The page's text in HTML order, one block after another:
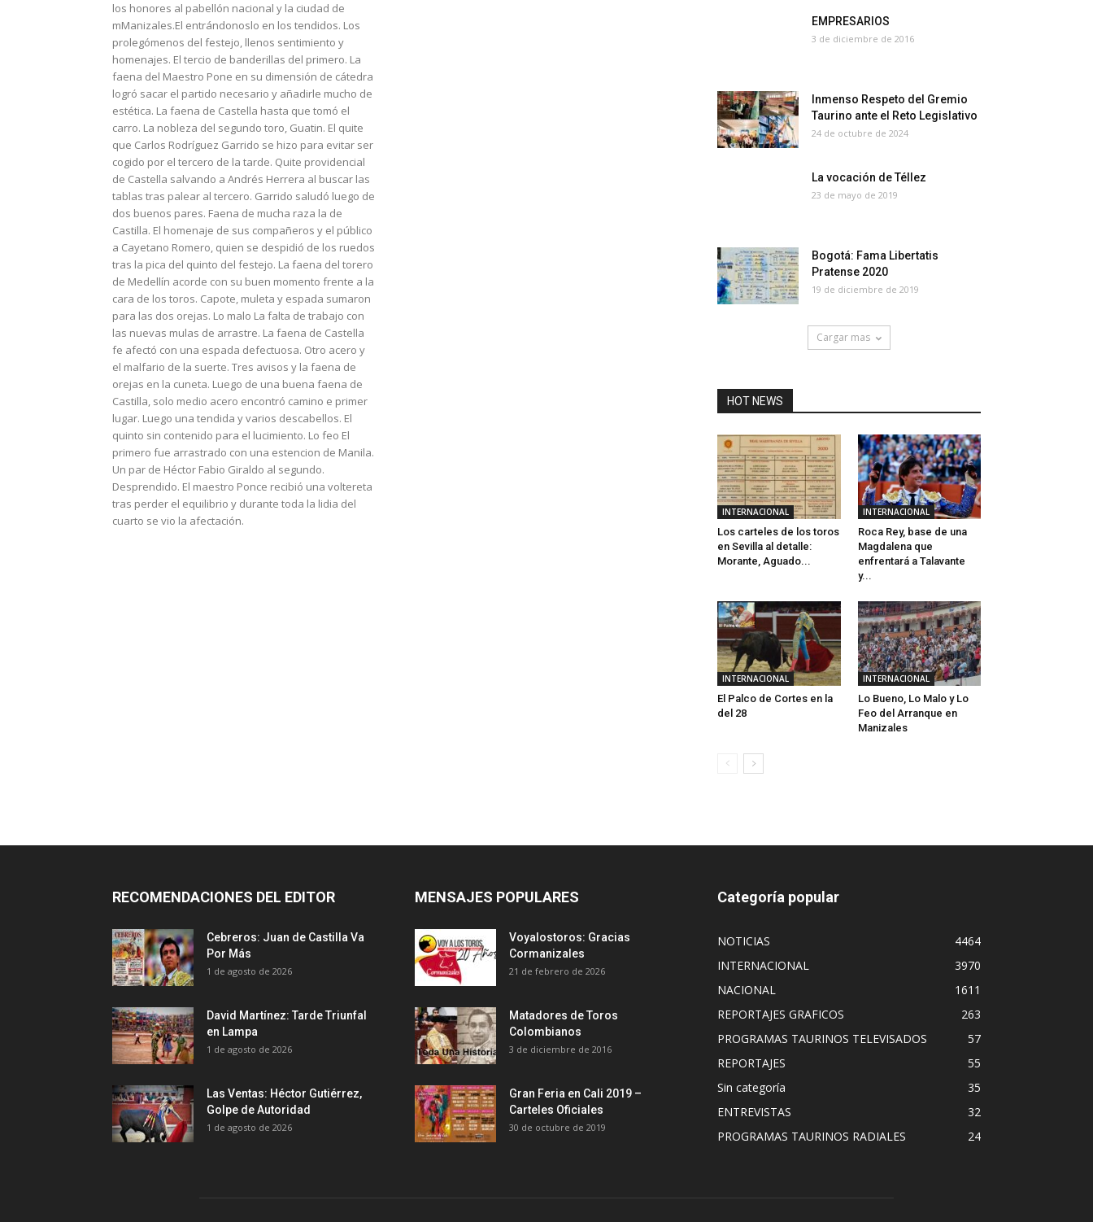
los honores al pabellón nacional y la ciudad de
mManizales.El entrándonoslo en los tendidos. Los
prolegómenos del festejo, llenos sentimiento y
homenajes. El tercio de banderillas del primero. La
faena del Maestro Pone en su dimensión de cátedra
logró sacar el partido necesario y añadirle mucho de
estética. La faena de Castella hasta que tomó el
carro. La nobleza del segundo toro, Guatin. El quite
que Carlos Rodríguez Garrido se hizo para evitar ser
cogido por el tercero de la tarde. Quite providencial
de Castella salvando a Andrés Herrera al buscar las
tablas tras palear al tercero. Garrido saludó luego de
dos buenos pares. Faena de mucha raza la de
Castilla. El homenaje de sus compañeros y el público
a Cayetano Romero, quien se despidió de los ruedos
tras la pica del quinto del festejo. La faena del torero
de Medellín acorde con su buen momento frente a la
cara de los toros. Capote, muleta y espada sumaron
para las dos orejas. Lo malo La falta de trabajo con
las nuevas mulas de arrastre. La faena de Castella
fe afectó con una espada defectuosa. Otro acero y
el malfario de la suerte. Tres avisos y la faena de
orejas en la cuneta. Luego de una buena faena de
Castilla, solo medio acero encontró camino e primer
lugar. Luego una tendida y varios descabellos. El
quinto sin contenido para el lucimiento. Lo feo El
primero fue arrastrado con una estencion de Manila.
Un par de Héctor Fabio Giraldo al segundo.
Desprendido. El maestro Ponce recibió una voltereta
tras perder el equilibrio y durante toda la lidia del
cuarto se vio la afectación.
EMPRESARIOS
3 de diciembre de 2016
Inmenso Respeto del Gremio
Taurino ante el Reto Legislativo
24 de octubre de 2024
La vocación de Téllez
23 de mayo de 2019
Bogotá: Fama Libertatis
Pratense 2020
19 de diciembre de 2019
Cargar mas
HOT NEWS
INTERNACIONAL
Los carteles de los toros
en Sevilla al detalle:
Morante, Aguado...
INTERNACIONAL
Roca Rey, base de una
Magdalena que
enfrentará a Talavante
y...
INTERNACIONAL
El Palco de Cortes en la
del 28
INTERNACIONAL
Lo Bueno, Lo Malo y Lo
Feo del Arranque en
Manizales
RECOMENDACIONES DEL EDITOR
Cebreros: Juan de Castilla Va
Por Más
1 de agosto de 2026
David Martínez: Tarde Triunfal
en Lampa
1 de agosto de 2026
Las Ventas: Héctor Gutiérrez,
Golpe de Autoridad
1 de agosto de 2026
MENSAJES POPULARES
Voyalostoros: Gracias
Cormanizales
21 de febrero de 2026
Matadores de Toros
Colombianos
3 de diciembre de 2016
Gran Feria en Cali 2019 –
Carteles Oficiales
30 de octubre de 2019
Categoría popular
NOTICIAS
4464
INTERNACIONAL
3970
NACIONAL
1611
REPORTAJES GRAFICOS
263
PROGRAMAS TAURINOS TELEVISADOS
57
REPORTAJES
55
Sin categoría
35
ENTREVISTAS
32
PROGRAMAS TAURINOS RADIALES
24